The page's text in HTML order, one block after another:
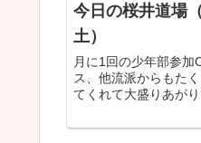
今日の桜井道場
土）
月に1回の少年部参加
ス、他流派からもた
てくれて大盛りあがり
ん参加してくれてあ
した！ 参加した皆さ